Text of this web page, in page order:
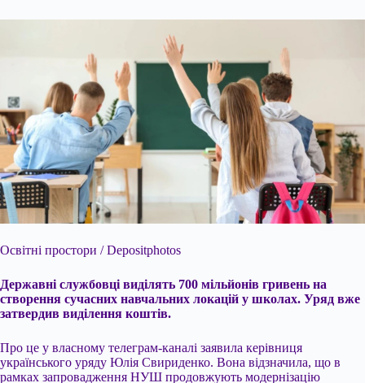
Освітні простори / Depositphotos
Державні службовці виділять 700 мільйонів гривень на
створення сучасних навчальних локацій у школах. Уряд вже
затвердив виділення коштів.
Про це у власному телеграм-каналі заявила керівниця
українського уряду Юлія Свириденко. Вона відзначила, що в
рамках запровадження НУШ продовжують модернізацію